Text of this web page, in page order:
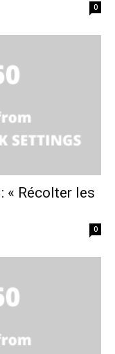
0
« Récolter les
0